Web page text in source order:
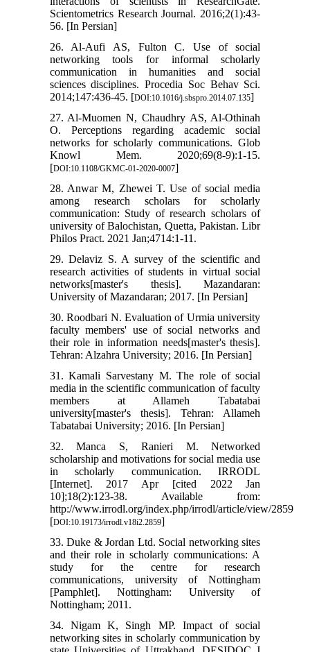
Scientometrics Research Journal. 2016;2(1):43-
56. [In Persian]
26. Al-Aufi AS, Fulton C. Use of social
networking tools for informal scholarly
communication in humanities and social
sciences disciplines. Procedia Soc Behav Sci.
2014;147:436-45. [DOI:10.1016/j.sbspro.2014.07.135]
27. Al-Muomen N, Chaudhry AS, Al-Othinah
O. Perceptions regarding academic social
networks for scholarly communications. Glob
Knowl Mem. 2020;69(8-9):1-15.
[DOI:10.1108/GKMC-01-2020-0007]
28. Anwar M, Zhewei T. Use of social media
among research scholars for scholarly
communication: Study of research scholars of
university of Balochistan, Quetta, Pakistan. Libr
Philos Pract. 2021 Jan;4714:1-11.
29. Delaviz S. A survey of the scientific and
research activities of students in virtual social
networks[master's thesis]. Mazandaran:
University of Mazandaran; 2017. [In Persian]
30. Roodbari N. Evaluation of Urmia university
faculty members' use of social networks and
their role in information needs[master's thesis].
Tehran: Alzahra University; 2016. [In Persian]
31. Kamali Sarvestany M. The role of social
media in the scientific communication of faculty
members at Allameh Tabatabai
university[master's thesis]. Tehran: Allameh
Tabatabai University; 2016. [In Persian]
32. Manca S, Ranieri M. Networked
scholarship and motivations for social media use
in scholarly communication. IRRODL
[Internet]. 2017 Apr [cited 2022 Jan
10];18(2):123-38. Available from:
http://www.irrodl.org/index.php/irrodl/article/view/2859
[DOI:10.19173/irrodl.v18i2.2859]
33. Duke & Jordan Ltd. Social networking sites
and their role in scholarly communications: A
study for the centre for research
communications, university of Nottingham
[Pamphlet]. Nottingham: University of
Nottingham; 2011.
34. Nigam K, Singh MP. Impact of social
networking sites in scholarly communication by